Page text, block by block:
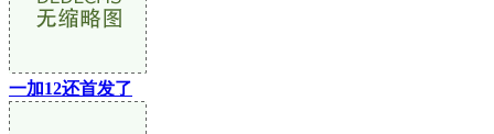
一加12还首发了